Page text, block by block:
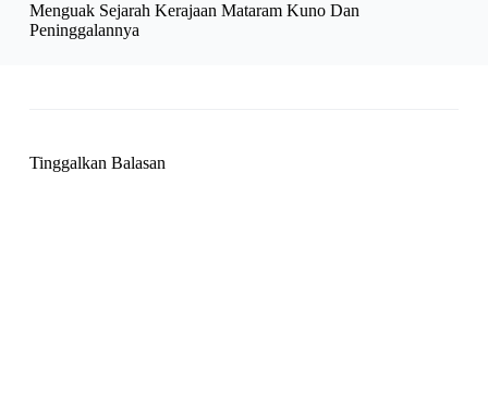
Menguak Sejarah Kerajaan Mataram Kuno Dan
Peninggalannya
Tinggalkan Balasan